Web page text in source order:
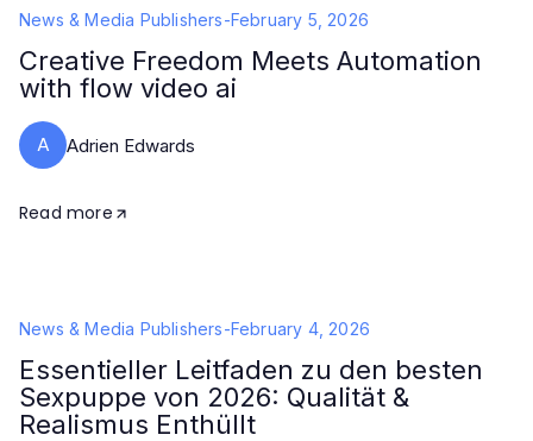
News & Media Publishers-February 5, 2026
Creative Freedom Meets Automation
with flow video ai
A Adrien Edwards
Read more
News & Media Publishers-February 4, 2026
Essentieller Leitfaden zu den besten
Sexpuppe von 2026: Qualität &
Realismus Enthüllt